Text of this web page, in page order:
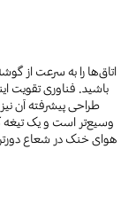
اتاق‌ها را به سرعت از
هوای خنک در شعاع